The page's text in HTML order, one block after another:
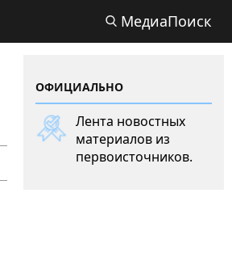
МедиаПоиск
ОФИЦИАЛЬНО
Лента новостных
материалов из
первоисточников.